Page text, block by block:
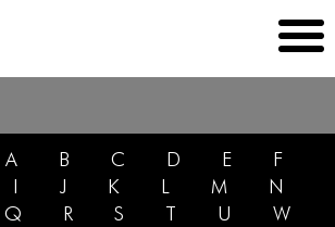
A B C D E
F
I J K L M
N
Q R S T U
W